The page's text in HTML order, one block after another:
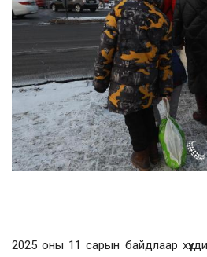
2025 оны 11 сарын байдлаар